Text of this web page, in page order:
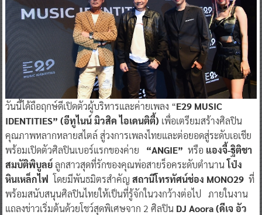
วันนี้ได้ถือฤกษ์ดีเปิดตัวผู้บริหารและค่ายเพลง “E29 MUSIC
IDENTITIES” (อีทูไนน์ มิวสิค ไอเดนติตี้) เพื่อเตรียมสร้างศิลปิน
คุณภาพหลากหลายสไตล์ สู่วงการเพลงไทยและต่อยอดสู่ระดับเอเชีย
พร้อมเปิดตัวศิลปินเบอร์แรกของค่าย “ANGIE” หรือ แองจี้-ฐิติชา
สมบัติพิบูลย์ลูกสาวสุดที่รักของคุณพ่อสายร็อคระดับตำนานโป่ง
หินเหล็กไฟ โดยมีพันธมิตรสำคัญ สถานีโทรทัศน์ช่อง MONO29 ที่
พร้อมสนับสนุนศิลปินไทยให้เป็นที่รู้จักในวงกว้างต่อไป ภายในงาน
แถลงข่าวเริ่มต้นด้วยโชว์สุดพิเศษจาก 2 ศิลปิน DJ Aoora (ดีเจ อัว